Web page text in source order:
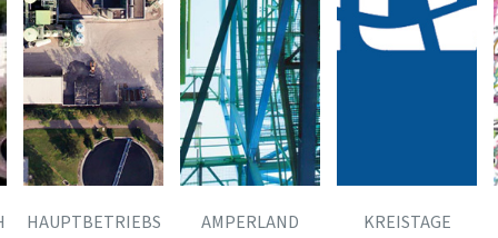
HAUPTBETRIEBS
AMPERLAND
KREISTAGE